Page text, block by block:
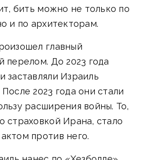
бить можно не только по
и по архитекторам.
главный
перелом. До 2023 года
заставляли Израиль
2023 года они стали
расширения войны. То,
страховкой Ирана, стало
против него.